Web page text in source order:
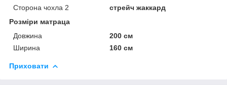
Сторона чохла 2
стрейч жаккард
Розміри матраца
Довжина
200 см
Ширина
160 см
Приховати